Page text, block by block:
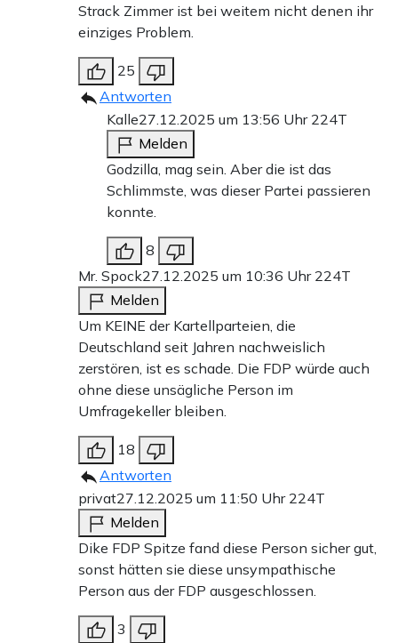
Strack Zimmer ist bei weitem nicht denen ihr
einziges Problem.
25
Antworten
Kalle27.12.2025 um 13:56 Uhr 224T
Melden
Godzilla, mag sein. Aber die ist das
Schlimmste, was dieser Partei passieren
konnte.
8
Mr. Spock27.12.2025 um 10:36 Uhr 224T
Melden
Um KEINE der Kartellparteien, die
Deutschland seit Jahren nachweislich
zerstören, ist es schade. Die FDP würde auch
ohne diese unsägliche Person im
Umfragekeller bleiben.
18
Antworten
privat27.12.2025 um 11:50 Uhr 224T
Melden
Dike FDP Spitze fand diese Person sicher gut,
sonst hätten sie diese unsympathische
Person aus der FDP ausgeschlossen.
3